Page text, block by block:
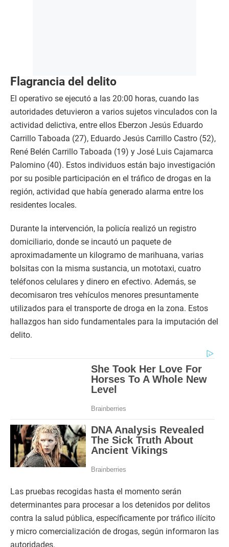
Flagrancia del delito
El operativo se ejecutó a las 20:00 horas, cuando las
autoridades detuvieron a varios sujetos vinculados con la
actividad delictiva, entre ellos Eberzon Jesús Eduardo
Carrillo Taboada (27), Eduardo Jesús Carrillo Castro (52),
René Belén Carrillo Taboada (19) y José Luis Cajamarca
Palomino (40). Estos individuos están bajo investigación
por su posible participación en el tráfico de drogas en la
región, actividad que había generado alarma entre los
residentes locales.
Durante la intervención, la policía realizó un registro
domiciliario, donde se incautó un paquete de
aproximadamente un kilogramo de marihuana, varias
bolsitas con la misma sustancia, un mototaxi, cuatro
teléfonos celulares y dinero en efectivo. Además, se
decomisaron tres vehículos menores presuntamente
utilizados para el transporte de droga en la zona. Estos
hallazgos han sido fundamentales para la imputación del
delito.
Las pruebas recogidas hasta el momento serán
determinantes para procesar a los detenidos por delitos
contra la salud pública, específicamente por tráfico ilícito
y micro comercialización de drogas, según informaron las
autoridades.